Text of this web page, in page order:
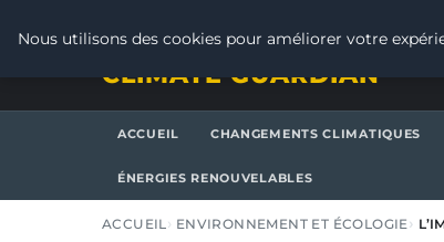
CLIMATE GUARDIAN
ACCUEIL CHANGEMENTS CLIMATIQUES
ÉNERGIES RENOUVELABLES
ACCUEIL ENVIRONNEMENT ET ÉCOLOGIE
Nous utilisons des cookies pour améliorer votre